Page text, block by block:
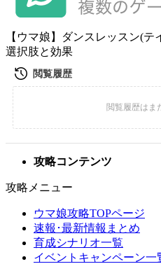
【ウマ娘】ダンスレッスン(
選択肢と効果
攻略コンテンツ
攻略メニュー
ウマ娘攻略TOPページ
速報･最新情報まとめ
育成シナリオ一覧
イベントキャンペーン一